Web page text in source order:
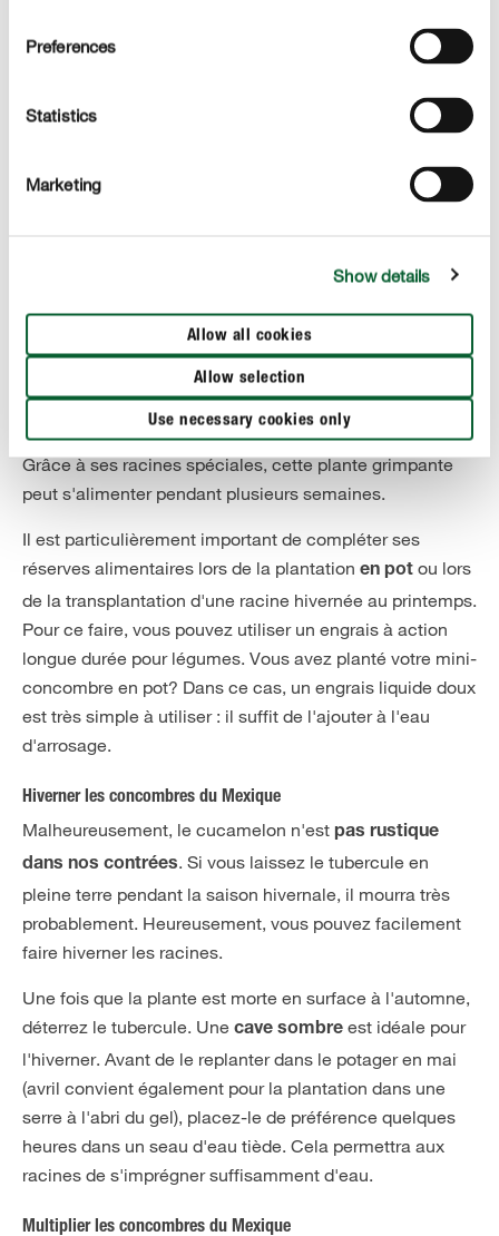
Preferences
Statistics
Marketing
Show details
Allow all cookies
Allow selection
Use necessary cookies only
cela rend la plante plus vulnérable aux maladies. La
mais ses pousses seront moins robustes. À l'inverse, un
mauvaise récolte. Il est donc préférable de
vérifier
Fertiliser les concombres du Mexique
Tout comme le dahlia, le mini-concombre mexicain
stocker des nutriments dans ses racines
a besoin, car elle produit en quelques mois seulement
d'innombrables mini-concombres sur ses fines tiges.
Grâce à ses racines spéciales, cette plante grimpante
peut s'alimenter pendant plusieurs semaines.
Il est particulièrement important de compléter ses
réserves alimentaires lors de la plantation en pot ou lors
de la transplantation d'une racine hivernée au printemps.
Pour ce faire, vous pouvez utiliser un engrais à action
longue durée pour légumes. Vous avez planté votre mini-
concombre en pot? Dans ce cas, un engrais liquide doux
est très simple à utiliser : il suffit de l'ajouter à l'eau
d'arrosage.
Hiverner les concombres du Mexique
Malheureusement, le cucamelon n'est pas rustique
dans nos contrées. Si vous laissez le tubercule en
pleine terre pendant la saison hivernale, il mourra très
probablement. Heureusement, vous pouvez facilement
faire hiverner les racines.
Une fois que la plante est morte en surface à l'automne,
déterrez le tubercule. Une cave sombre est idéale pour
l'hiverner. Avant de le replanter dans le potager en mai
(avril convient également pour la plantation dans une
serre à l'abri du gel), placez-le de préférence quelques
heures dans un seau d'eau tiède. Cela permettra aux
racines de s'imprégner suffisamment d'eau.
Multiplier les concombres du Mexique